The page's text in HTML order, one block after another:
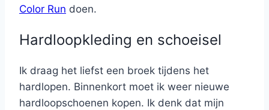
Color Run doen.
Hardloopkleding en schoeisel
Ik draag het liefst een broek tijdens het
hardlopen. Binnenkort moet ik weer nieuwe
hardloopschoenen kopen. Ik denk dat mijn